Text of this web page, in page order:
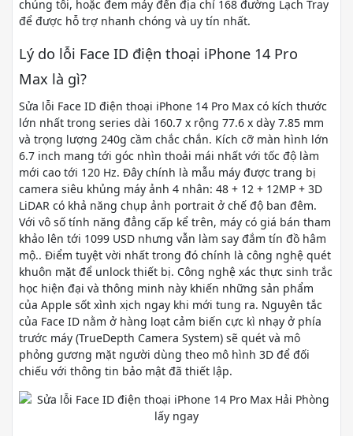
chúng tôi, hoặc đem máy đến địa chỉ 168 đường Lạch Tray
để được hỗ trợ nhanh chóng và uy tín nhất.
Lý do lỗi Face ID điện thoại iPhone 14 Pro
Max là gì?
Sửa lỗi Face ID điện thoại iPhone 14 Pro Max có kích thước
lớn nhất trong series dài 160.7 x rộng 77.6 x dày 7.85 mm
và trọng lượng 240g cầm chắc chắn. Kích cỡ màn hình lớn
6.7 inch mang tới góc nhìn thoải mái nhất với tốc độ làm
mới cao tới 120 Hz. Đây chính là mẫu máy được trang bị
camera siêu khủng máy ảnh 4 nhân: 48 + 12 + 12MP + 3D
LiDAR có khả năng chụp ảnh portrait ở chế độ ban đêm.
Với vô số tính năng đẳng cấp kể trên, máy có giá bán tham
khảo lên tới 1099 USD nhưng vẫn làm say đắm tín đồ hâm
mộ.. Điểm tuyệt vời nhất trong đó chính là công nghệ quét
khuôn mặt để unlock thiết bị. Công nghệ xác thực sinh trắc
học hiện đại và thông minh này khiến những sản phẩm
của Apple sốt xình xịch ngay khi mới tung ra. Nguyên tắc
của Face ID nằm ở hàng loạt cảm biến cực kì nhạy ở phía
trước máy (TrueDepth Camera System) sẽ quét và mô
phỏng gương mặt người dùng theo mô hình 3D để đối
chiếu với thông tin bảo mật đã thiết lập.